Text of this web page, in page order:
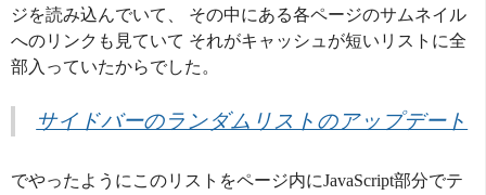
ジを読み込んでいて、 その中にある各ページのサムネイル
へのリンクも見ていて それがキャッシュが短いリストに全
部入っていたからでした。
サイドバーのランダムリストのアップデート
でやったようにこのリストをページ内にJavaScript部分でテ